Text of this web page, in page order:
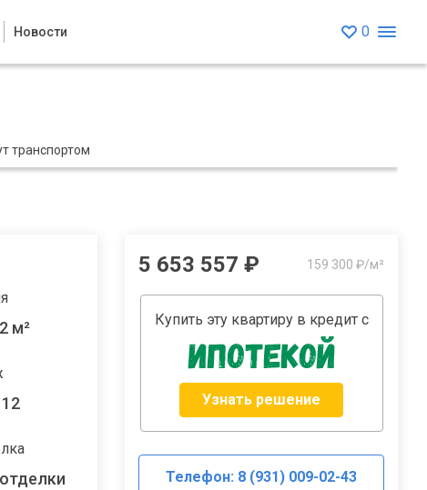
Новости 0
транспортом
м²
5 653 557 ₽ 159 300 ₽/м²
Купить эту квартиру в кредит с
Узнать решение
Телефон: 8 (931) 009-02-43